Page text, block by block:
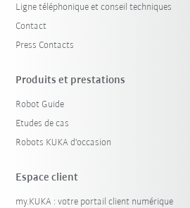
Ligne téléphonique et conseil techniques
Contact
Press Contacts
Produits et prestations
Robot Guide
Etudes de cas
Robots KUKA d'occasion
Espace client
my.KUKA : votre portail client numérique